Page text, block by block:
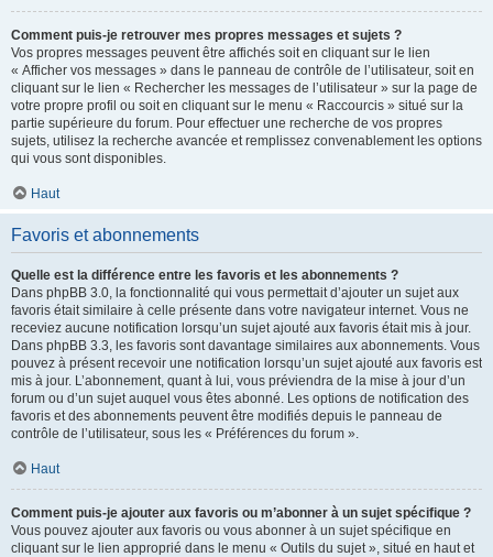
Comment puis-je retrouver mes propres messages et sujets ?
Vos propres messages peuvent être affichés soit en cliquant sur le lien
« Afficher vos messages » dans le panneau de contrôle de l’utilisateur, soit en
cliquant sur le lien « Rechercher les messages de l’utilisateur » sur la page de
votre propre profil ou soit en cliquant sur le menu « Raccourcis » situé sur la
partie supérieure du forum. Pour effectuer une recherche de vos propres
sujets, utilisez la recherche avancée et remplissez convenablement les options
qui vous sont disponibles.
Haut
Favoris et abonnements
Quelle est la différence entre les favoris et les abonnements ?
Dans phpBB 3.0, la fonctionnalité qui vous permettait d’ajouter un sujet aux
favoris était similaire à celle présente dans votre navigateur internet. Vous ne
receviez aucune notification lorsqu’un sujet ajouté aux favoris était mis à jour.
Dans phpBB 3.3, les favoris sont davantage similaires aux abonnements. Vous
pouvez à présent recevoir une notification lorsqu’un sujet ajouté aux favoris est
mis à jour. L’abonnement, quant à lui, vous préviendra de la mise à jour d’un
forum ou d’un sujet auquel vous êtes abonné. Les options de notification des
favoris et des abonnements peuvent être modifiés depuis le panneau de
contrôle de l’utilisateur, sous les « Préférences du forum ».
Haut
Comment puis-je ajouter aux favoris ou m’abonner à un sujet spécifique ?
Vous pouvez ajouter aux favoris ou vous abonner à un sujet spécifique en
cliquant sur le lien approprié dans le menu « Outils du sujet », situé en haut et